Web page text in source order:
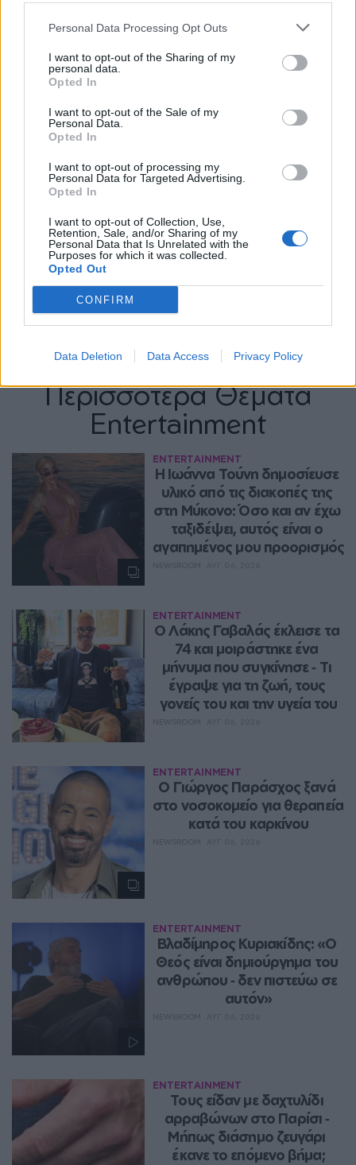
Personal Data Processing Opt Outs
I want to opt-out of the Sharing of my
personal data.
Opted In
I want to opt-out of the Sale of my
Personal Data.
Opted In
I want to opt-out of processing my
Personal Data for Targeted Advertising.
Opted In
I want to opt-out of Collection, Use,
Retention, Sale, and/or Sharing of my
Personal Data that Is Unrelated with the
Purposes for which it was collected.
Opted Out
CONFIRM
Data Deletion Data Access Privacy Policy
ΔΙΑΦΗΜΙΣΗ
Περισσότερα Θέματα
Entertainment
ENTERTAINMENT
Η Ιωάννα Τούνη δημοσίευσε
υλικό από τις διακοπές της
στη Μύκονο: Όσο και αν έχω
ταξιδέψει, αυτός είναι ο
αγαπημένος μου προορισμός
ENTERTAINMENT
Ο Λάκης Γαβαλάς έκλεισε τα
74 και μοιράστηκε ένα
μήνυμα που συγκίνησε ‑ Τι
έγραψε για τη ζωή, τους
γονείς του και την υγεία του
ENTERTAINMENT
O Γιώργος Παράσχος ξανά
στο νοσοκομείο για θεραπεία
κατά του καρκίνου
ENTERTAINMENT
Βλαδίμηρος Κυριακίδης: «Ο
Θεός είναι δημιούργημα του
ανθρώπου ‑ δεν πιστεύω σε
αυτόν»
ENTERTAINMENT
Τους είδαν με δαχτυλίδι
αρραβώνων στο Παρίσι ‑
Μήπως διάσημο ζευγάρι
έκανε το επόμενο βήμα;